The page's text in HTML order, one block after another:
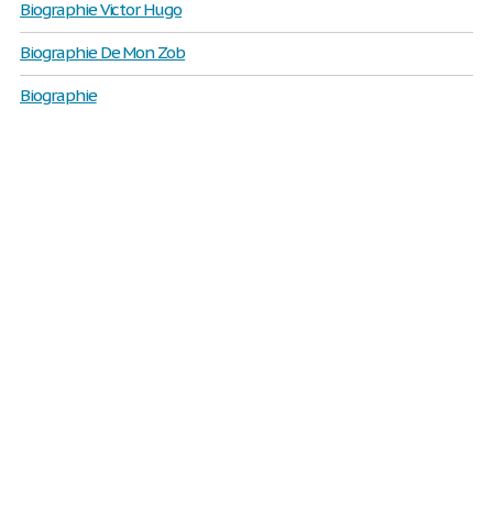
Biographie Victor Hugo
Biographie De Mon Zob
Biographie